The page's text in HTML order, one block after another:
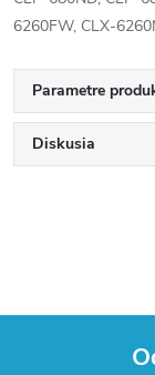
6260FW, CLX-
Parametre
Diskusia